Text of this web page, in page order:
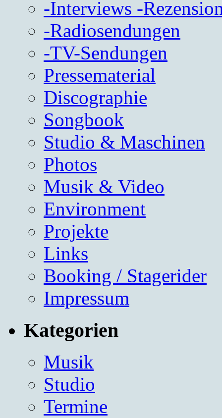
-Interviews -
-Radiosendungen
-TV-Sendungen
Pressematerial
Discographie
Songbook
Studio & Maschinen
Photos
Musik & Video
Environment
Projekte
Links
Booking / Stagerider
Impressum
Kategorien
Musik
Studio
Termine